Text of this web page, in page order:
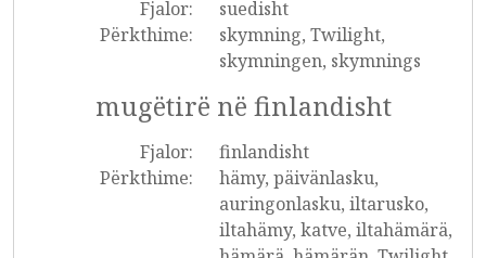
Fjalor:
suedisht
Përkthime:
skymning, Twilight,
skymningen, skymnings
mugëtirë në finlandisht
Fjalor:
finlandisht
Përkthime:
hämy, päivänlasku,
auringonlasku, iltarusko,
iltahämy, katve, iltahämärä,